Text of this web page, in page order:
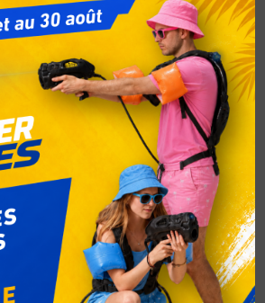
GAME
labyrinthes immersifs de